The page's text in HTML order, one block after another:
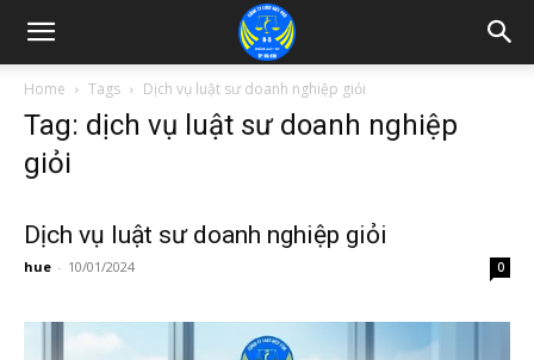
Home Tags Dịch vụ luật sư doanh nghiệp giỏi
Tag: dịch vụ luật sư doanh nghiệp
giỏi
Dịch vụ luật sư doanh nghiệp giỏi
hue - 10/01/2024 0